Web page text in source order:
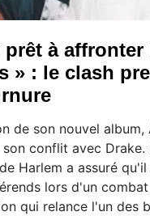
prêt à affronter
» : le clash
de son nouvel album,
conflit avec Drake.
Harlem a assuré
lors d'un
qui relance l'un des